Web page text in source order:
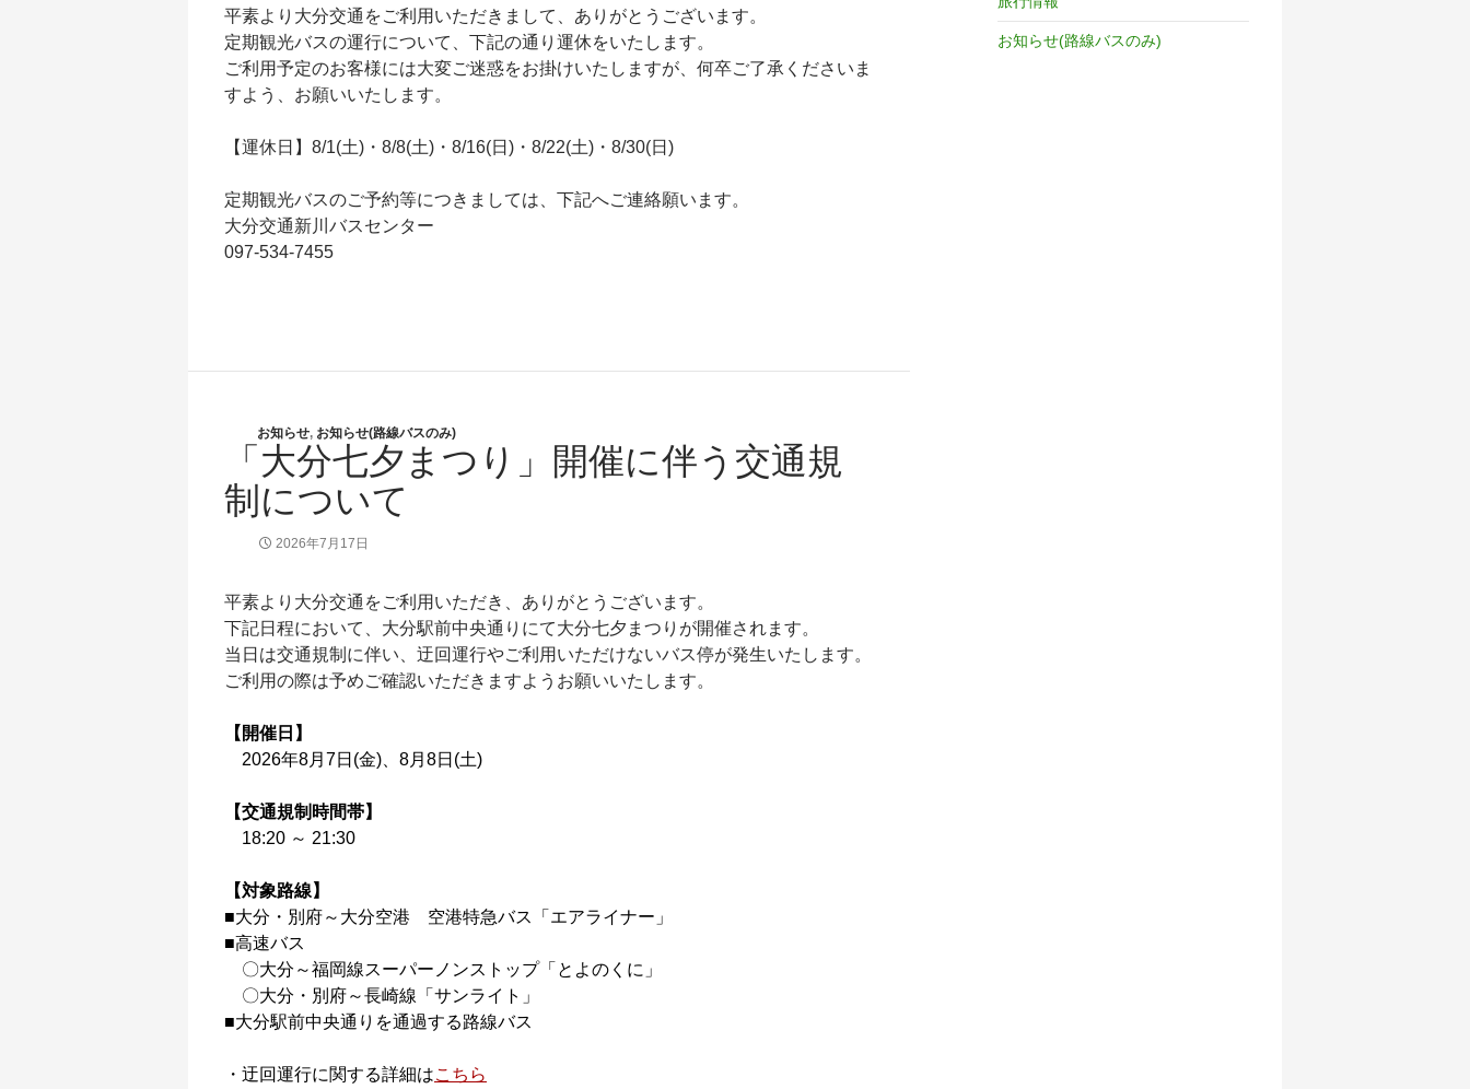
平素より大分交通をご利用いただきまして、ありがとうございます。
定期観光バスの運行について、下記の通り運休をいたします。
ご利用予定のお客様には大変ご迷惑をお掛けいたしますが、何卒ご了承くださいま
すよう、お願いいたします。
【運休日】8/1(土)・8/8(土)・8/16(日)・8/22(土)・8/30(日)
定期観光バスのご予約等につきましては、下記へご連絡願います。
大分交通新川バスセンター
097-534-7455
お知らせ, お知らせ(路線バスのみ)
「大分七夕まつり」開催に伴う交通規
制について
2026年7月17日
平素より大分交通をご利用いただき、ありがとうございます。
下記日程において、大分駅前中央通りにて大分七夕まつりが開催されます。
当日は交通規制に伴い、迂回運行やご利用いただけないバス停が発生いたします。
ご利用の際は予めご確認いただきますようお願いいたします。
【開催日】
2026年8月7日(金)、8月8日(土)
【交通規制時間帯】
18:20 ～ 21:30
【対象路線】
■大分・別府～大分空港 空港特急バス「エアライナー」
■高速バス
〇大分～福岡線スーパーノンストップ「とよのくに」
〇大分・別府～長崎線「サンライト」
■大分駅前中央通りを通過する路線バス
・迂回運行に関する詳細はこちら
お知らせ(路線バスのみ)